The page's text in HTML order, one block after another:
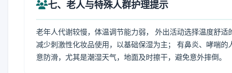
七、老人与特殊人群护理提示
老年人代谢较慢，体温调节能力弱， 外出活动选择温度舒
减少刺激性化妆品使用，以基础保湿为主； 有鼻炎、哮喘
意防滑，尤其是潮湿天气，地面及时擦干，避免意外摔倒。